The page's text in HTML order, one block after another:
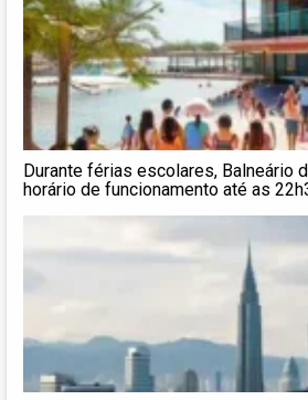
Durante férias escolares, Balneário
horário de funcionamento até as